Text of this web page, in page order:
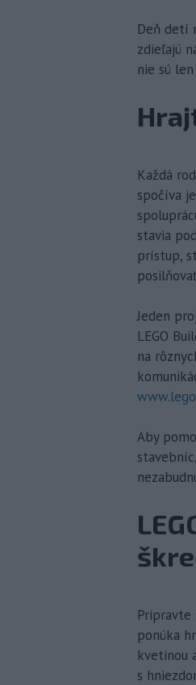
Deň detí
zdieľajú
nie sú
Každá
spočíva
stavia
prístup,
Jeden
LEGO
na
Aby
Pripravte
ponúka
kvetinou
s